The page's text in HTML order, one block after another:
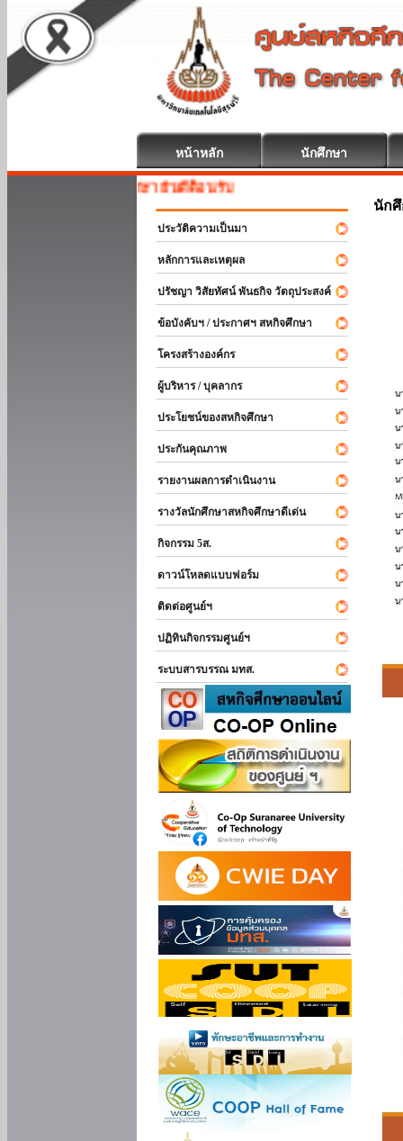
หน้าหลัก นักศึกษา
สหกิจศึกษา ยินดีต้อนรับ
ประวัติความเป็นมา
หลักการและเหตุผล
ปรัชญา วิสัยทัศน์ พันธกิจ วัตถุประสงค์
ข้อบังคับฯ / ประกาศฯ สหกิจศึกษา
โครงสร้างองค์กร
ผู้บริหาร / บุคลากร
ประโยชน์ของสหกิจศึกษา
ประกันคุณภาพ
รายงานผลการดำเนินงาน
รางวัลนักศึกษาสหกิจศึกษาดีเด่น
กิจกรรม 5ส.
ดาวน์โหลดแบบฟอร์ม
ติดต่อศูนย์ฯ
ปฏิทินกิจกรรมศูนย์ฯ
ระบบสารบรรณ มทส.
นัก